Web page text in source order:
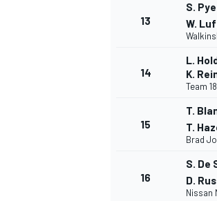
13
S. Pye
W.
14
L.
K.
Team 18
15
T.
T.
Brad
16
S. De
D.
Nissan